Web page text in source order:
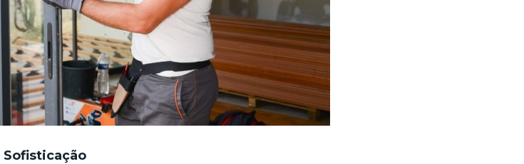
Sofisticação